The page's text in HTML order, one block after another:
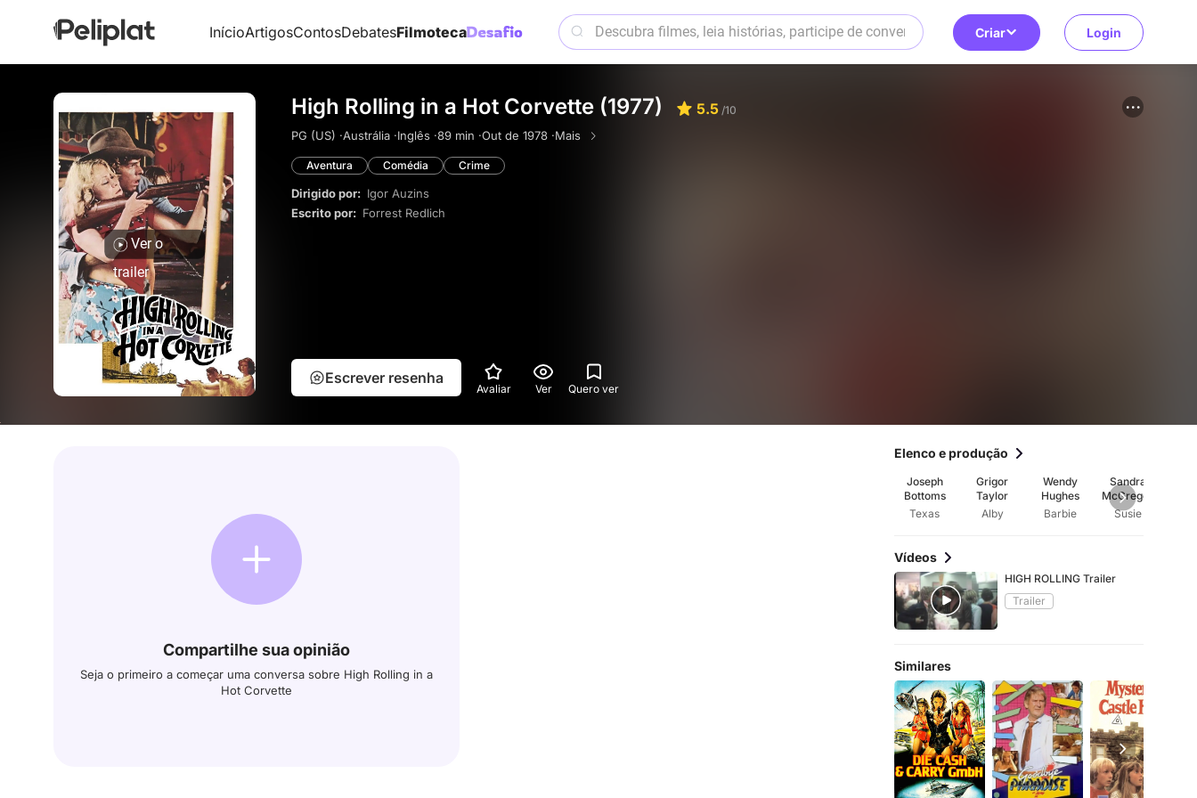
InícioArtigosContosDebatesFilmoteca Criar Login
Ver o
trailer
High Rolling in a Hot Corvette (1977) 5.5 /10
PG (US) ·Austrália ·Inglês ·89 min ·Out de 1978 ·Mais
Aventura Comédia Crime
Dirigido por: Igor Auzins
Escrito por: Forrest Redlich
Escrever resenha
Avaliar Ver Quero ver
Compartilhe sua opinião
Seja o primeiro a começar uma conversa sobre High Rolling in a
Hot Corvette
Elenco e produção
Joseph
Bottoms
Texas
Grigor
Taylor
Alby
Wendy
Hughes
Barbie
Sandra
McGregor
Susie
Vídeos
HIGH ROLLING Trailer
Trailer
Similares